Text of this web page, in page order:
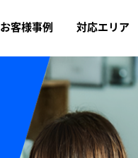
お客様事例 対応エリア